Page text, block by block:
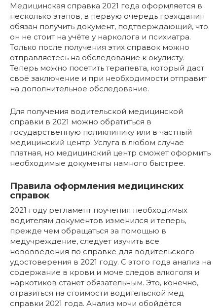
Медицинская справка 2021 года оформляется в
несколько этапов, в первую очередь гражданин
обязан получить документ, подтверждающий, что
он не стоит на учёте у нарколога и психиатра.
Только после получения этих справок можно
отправляетесь на обследование к окулисту.
Теперь можно посетить терапевта, который даст
своё заключение и при необходимости отправит
на дополнительное обследование.
Для получения водительской медицинской
справки в 2021 можно обратиться в
государственную поликлинику или в частный
медицинский центр. Услуга в любом случае
платная, но медицинский центр сможет оформить
необходимые документы намного быстрее.
Правила оформления медицинских
справок
2021 году регламент поучения необходимых
водителям документов изменился и теперь,
прежде чем обращаться за помощью в
медучреждение, следует изучить все
нововведения по справке для водительского
удостоверения в 2021 году. С этого года анализ на
содержание в крови и моче следов алкоголя и
наркотиков станет обязательным. Это, конечно,
отразиться на стоимости водительской мед
справки 2021 года. Анализ мочи обойдётся